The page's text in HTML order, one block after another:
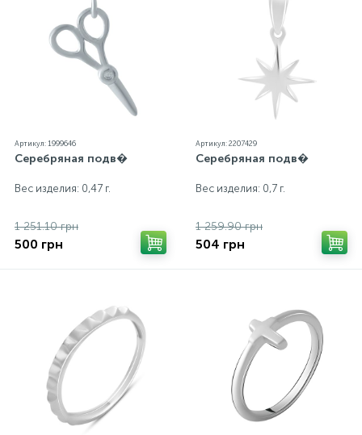
Артикул: 1999646
Серебряная подв�
Вес изделия: 0,47 г.
1 251.10 грн
500 грн
Артикул: 2207429
Серебряная подв�
Вес изделия: 0,7 г.
1 259.90 грн
504 грн